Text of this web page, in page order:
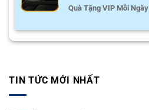
Quà Tặng VIP Mỗi Ngày
TIN TỨC MỚI NHẤT